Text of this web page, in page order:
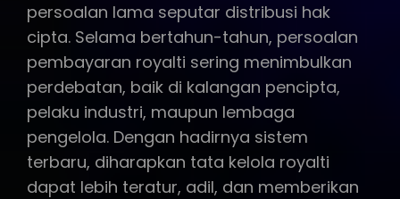
persoalan lama seputar distribusi hak
cipta. Selama bertahun-tahun, persoalan
pembayaran royalti sering menimbulkan
perdebatan, baik di kalangan pencipta,
pelaku industri, maupun lembaga
pengelola. Dengan hadirnya sistem
terbaru, diharapkan tata kelola royalti
dapat lebih teratur, adil, dan memberikan